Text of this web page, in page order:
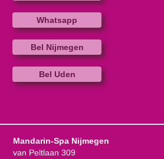
Whatsapp
Bel Nijmegen
Bel Uden
Mandarin-Spa Nijmegen
van Peltlaan 309